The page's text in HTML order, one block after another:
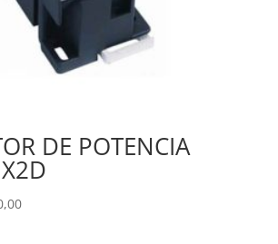
DE POTENCIA
Faixa